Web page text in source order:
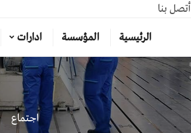
أتصل بنا
الرئيسية
المؤسسة ادارات
اجتماع